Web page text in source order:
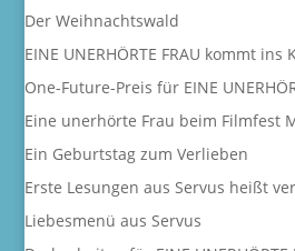
Der Weihnachtswald
EINE UNERHÖRTE FRAU kommt ins
One-Future-Preis für EINE
Eine unerhörte Frau beim Filmfest
Ein Geburtstag zum Verlieben
Erste Lesungen aus Servus heißt
Liebesmenü aus Servus